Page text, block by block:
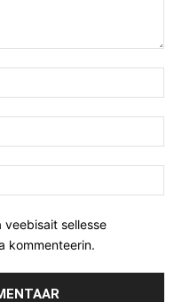
veebisait sellesse
kommenteerin.